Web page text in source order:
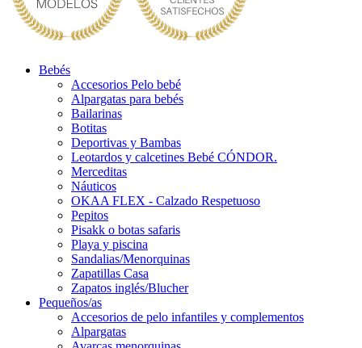
Bebés
Accesorios Pelo bebé
Alpargatas para bebés
Bailarinas
Botitas
Deportivas y Bambas
Leotardos y calcetines Bebé CÓNDOR.
Merceditas
Náuticos
OKAA FLEX - Calzado Respetuoso
Pepitos
Pisakk o botas safaris
Playa y piscina
Sandalias/Menorquinas
Zapatillas Casa
Zapatos inglés/Blucher
Pequeños/as
Accesorios de pelo infantiles y complementos
Alpargatas